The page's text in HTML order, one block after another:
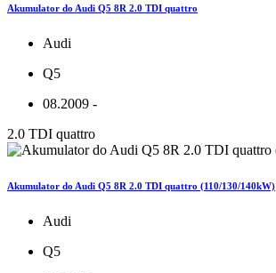
Akumulator do Audi Q5 8R 2.0 TDI quattro
Audi
Q5
08.2009 -
2.0 TDI quattro
Akumulator do Audi Q5 8R 2.0 TDI quattro (110/130/140kW)
Audi
Q5